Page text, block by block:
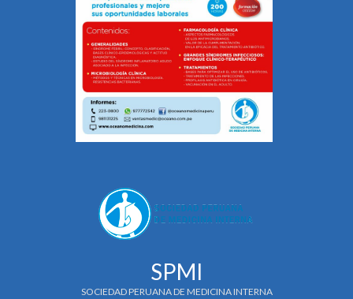
SPMI
SOCIEDAD PERUANA DE MEDICINA INTERNA